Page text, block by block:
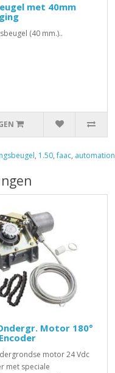
met 40mm
(40 mm.)..
, 1.50,faac, automation
Motor 180°
motor 24 Vdc
met speciale